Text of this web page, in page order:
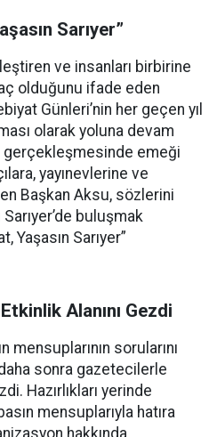
Sarıyer”
ve insanları birbirine
olduğunu ifade eden
Günleri’nin her geçen yıl
olarak yoluna devam
emeği
yayınevlerine ve
Başkan Aksu, sözlerini
Sarıyer’de buluşmak
Yaşasın Sarıyer”
Alanını Gezdi
mensuplarının sorularını
sonra gazetecilerle
Hazırlıkları yerinde
mensuplarıyla hatıra